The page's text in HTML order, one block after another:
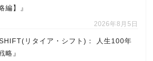
編】』
2026年8月5日
リタイア・シフト)： 人生100年
略』